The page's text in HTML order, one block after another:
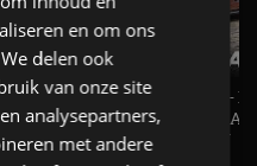
De perfecte (gezins)taxi? -
ES500e (2026) - REVIEW -
UITGELEGD! - AutoRAI TV
en om ons
delen ook
van onze site
analysepartners,
met andere